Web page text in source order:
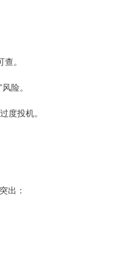
。
险。
度投机。
出：